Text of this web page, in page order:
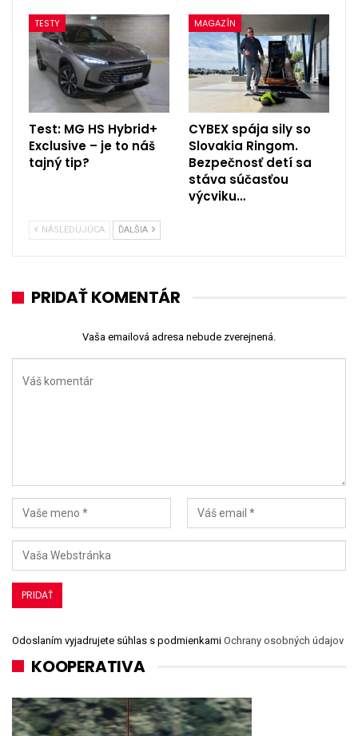
TESTY
Test: MG HS Hybrid+
Exclusive – je to náš
tajný tip?
MAGAZÍN
CYBEX spája sily so
Slovakia Ringom.
Bezpečnosť detí sa
stáva súčasťou
výcviku…
NÁSLEDUJÚCA ĎALŠIA
PRIDAŤ KOMENTÁR
Vaša emailová adresa nebude zverejnená.
Odoslaním vyjadrujete súhlas s podmienkami Ochrany osobných údajov
KOOPERATIVA